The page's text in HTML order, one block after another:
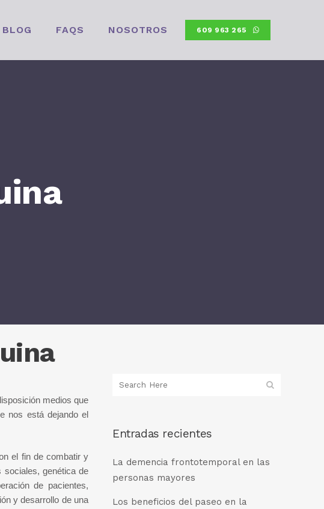
609 963 265
BLOG FAQS NOSOTROS
medios que
nos está dejando el
el fin de combatir y
sociales, genética de
de pacientes,
y desarrollo de una
Entradas recientes
La demencia frontotemporal en las
personas mayores
Los beneficios del paseo en la